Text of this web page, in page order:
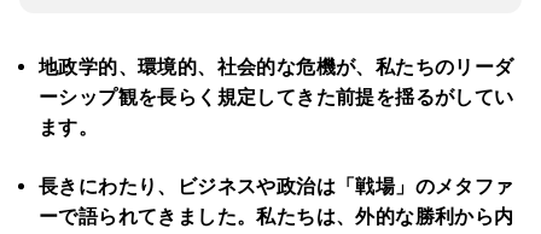
地政学的、環境的、社会的な危機が、私たちのリーダ
ーシップ観を長らく規定してきた前提を揺るがしてい
ます。
長きにわたり、ビジネスや政治は「戦場」のメタファ
ーで語られてきました。私たちは、外的な勝利から内